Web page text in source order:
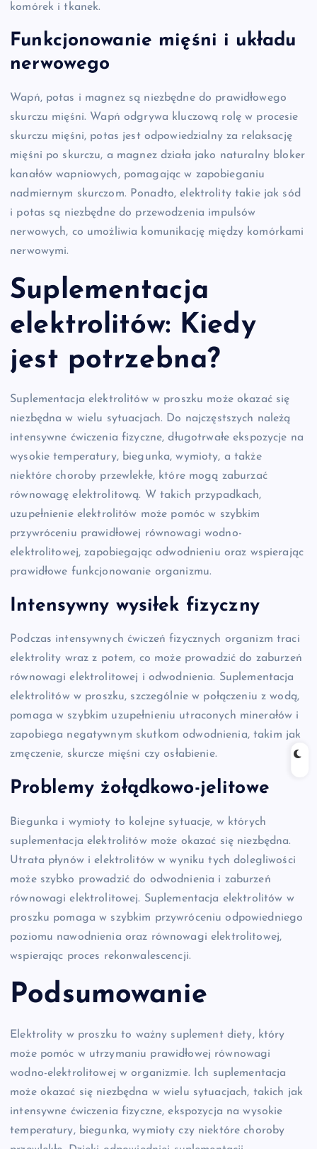
komórek i tkanek.
Funkcjonowanie mięśni i układu
nerwowego
Wapń, potas i magnez są niezbędne do prawidłowego
skurczu mięśni. Wapń odgrywa kluczową rolę w procesie
skurczu mięśni, potas jest odpowiedzialny za relaksację
mięśni po skurczu, a magnez działa jako naturalny bloker
kanałów wapniowych, pomagając w zapobieganiu
nadmiernym skurczom. Ponadto, elektrolity takie jak sód
i potas są niezbędne do przewodzenia impulsów
nerwowych, co umożliwia komunikację między komórkami
nerwowymi.
Suplementacja
elektrolitów: Kiedy
jest potrzebna?
Suplementacja elektrolitów w proszku może okazać się
niezbędna w wielu sytuacjach. Do najczęstszych należą
intensywne ćwiczenia fizyczne, długotrwałe ekspozycje na
wysokie temperatury, biegunka, wymioty, a także
niektóre choroby przewlekłe, które mogą zaburzać
równowagę elektrolitową. W takich przypadkach,
uzupełnienie elektrolitów może pomóc w szybkim
przywróceniu prawidłowej równowagi wodno-
elektrolitowej, zapobiegając odwodnieniu oraz wspierając
prawidłowe funkcjonowanie organizmu.
Intensywny wysiłek fizyczny
Podczas intensywnych ćwiczeń fizycznych organizm traci
elektrolity wraz z potem, co może prowadzić do zaburzeń
równowagi elektrolitowej i odwodnienia. Suplementacja
elektrolitów w proszku, szczególnie w połączeniu z wodą,
pomaga w szybkim uzupełnieniu utraconych minerałów i
zapobiega negatywnym skutkom odwodnienia, takim jak
zmęczenie, skurcze mięśni czy osłabienie.
Problemy żołądkowo-jelitowe
Biegunka i wymioty to kolejne sytuacje, w których
suplementacja elektrolitów może okazać się niezbędna.
Utrata płynów i elektrolitów w wyniku tych dolegliwości
może szybko prowadzić do odwodnienia i zaburzeń
równowagi elektrolitowej. Suplementacja elektrolitów w
proszku pomaga w szybkim przywróceniu odpowiedniego
poziomu nawodnienia oraz równowagi elektrolitowej,
wspierając proces rekonwalescencji.
Podsumowanie
Elektrolity w proszku to ważny suplement diety, który
może pomóc w utrzymaniu prawidłowej równowagi
wodno-elektrolitowej w organizmie. Ich suplementacja
może okazać się niezbędna w wielu sytuacjach, takich jak
intensywne ćwiczenia fizyczne, ekspozycja na wysokie
temperatury, biegunka, wymioty czy niektóre choroby